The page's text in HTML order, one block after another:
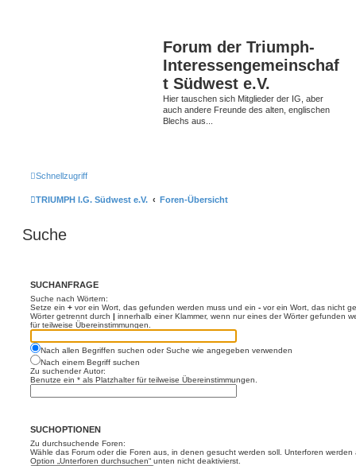
Forum der Triumph-
Interessengemeinschaf
t Südwest e.V.
Hier tauschen sich Mitglieder der IG, aber
auch andere Freunde des alten, englischen
Blechs aus...
Schnellzugriff
TRIUMPH I.G. Südwest e.V. Foren-Übersicht
Suche
SUCHANFRAGE
Suche nach Wörtern:
Setze ein + vor ein Wort, das gefunden werden muss und ein - vor ein Wort, das nicht
Wörter getrennt durch | innerhalb einer Klammer, wenn nur eines der Wörter gefunden
für teilweise Übereinstimmungen.
Nach allen Begriffen suchen oder Suche wie angegeben verwenden
Nach einem Begriff suchen
Zu suchender Autor:
Benutze ein * als Platzhalter für teilweise Übereinstimmungen.
SUCHOPTIONEN
Zu durchsuchende Foren:
Wähle das Forum oder die Foren aus, in denen gesucht werden soll. Unterforen
Option „Unterforen durchsuchen“ unten nicht deaktivierst.